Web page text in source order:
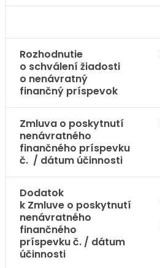
Rozhodnutie
o schválení žiadosti
o nenávratný
finančný príspevok
Zmluva o poskytnutí
nenávratného
finančného príspevku
č. / dátum účinnosti
Dodatok
k Zmluve o poskytnutí
nenávratného
finančného
príspevku č. / dátum
účinnosti